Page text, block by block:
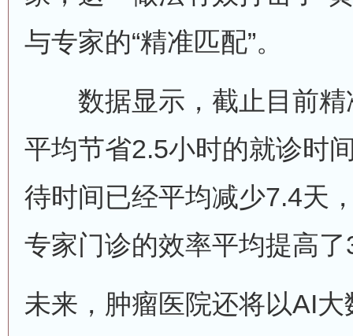
与专家的“精准匹配”。
数据显示，截止目前精
平均节省2.5小时的就诊时
待时间已经平均减少7.4天
专家门诊的效率平均提高
未来，肿瘤医院还将以AI